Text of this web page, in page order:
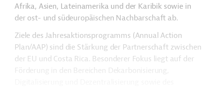
Afrika, Asien, Lateinamerika und der Karibik sowie in
der ost- und südeuropäischen Nachbarschaft ab.
Ziele des Jahresaktionsprogramms (Annual Action
Plan/AAP) sind die Stärkung der Partnerschaft zwischen
der EU und Costa Rica. Besonderer Fokus liegt auf der
Förderung in den Bereichen Dekarbonisierung,